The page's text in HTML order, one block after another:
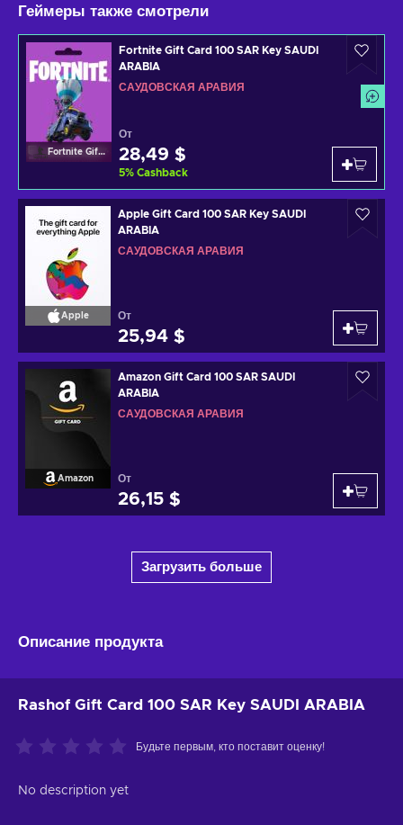
Геймеры также смотрели
Fortnite Gift Card
Fortnite Gift Card 100 SAR Key SAUDI
ARABIA
САУДОВСКАЯ АРАВИЯ
От
28,49 $
5% Cashback
Apple
Apple Gift Card 100 SAR Key SAUDI
ARABIA
САУДОВСКАЯ АРАВИЯ
От
25,94 $
Amazon
Amazon Gift Card 100 SAR SAUDI
ARABIA
САУДОВСКАЯ АРАВИЯ
От
26,15 $
Загрузить больше
Описание продукта
Rashof Gift Card 100 SAR Key SAUDI ARABIA
Будьте первым, кто поставит оценку!
No description yet